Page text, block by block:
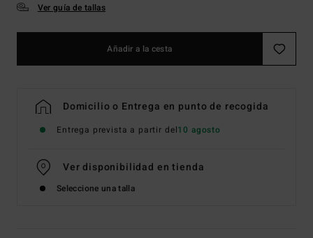
Ver guía de tallas
Añadir a la cesta
Domicilio o Entrega en punto de recogida
Entrega prevista a partir del10 agosto
Ver disponibilidad en tienda
Seleccione una talla